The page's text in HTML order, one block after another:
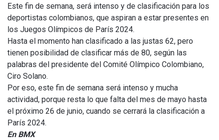
Este fin de semana, será intenso y de clasificación para los
deportistas colombianos, que aspiran a estar presentes en
los Juegos Olímpicos de París 2024.
Hasta el momento han clasificado a las justas 62, pero
tienen posibilidad de clasificar más de 80, según las
palabras del presidente del Comité Olímpico Colombiano,
Ciro Solano.
Por eso, este fin de semana será intenso y mucha
actividad, porque resta lo que falta del mes de mayo hasta
el próximo 26 de junio, cuando se cerrará la clasificación a
París 2024.
En BMX